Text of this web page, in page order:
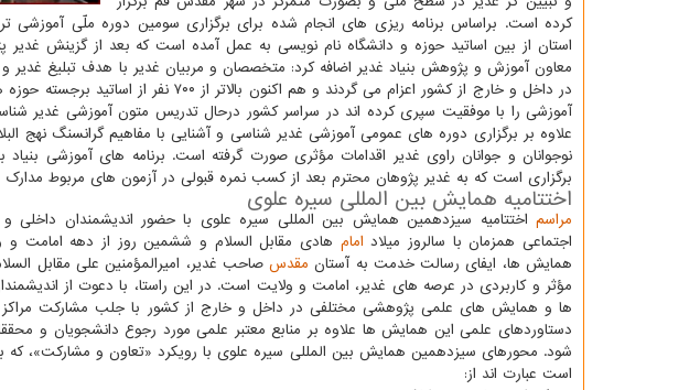
استان از بین اساتید حوزه و دانشگاه نام نویسی به عمل آمده است که بعد از گزینش
معاون آموزش و پژوهش بنیاد غدیر اضافه کرد: متخصصان و مربیان غدیر با هدف تبلیغ غدیر
در داخل و خارج از کشور اعزام می گردند و هم
آموزشی را با موفقیت سپری کرده اند در سراسر کشور درحال تدریس متون آموزشی غدیر
علاوه بر برگزاری دوره های عمومی آموزشی غدیر شناسی و آشنایی با مفاهیم گرانسنگ نهج
نوجوانان و جوانان راوی غدیر اقدامات مؤثری صورت گرفته است. برنامه های آموزشی
برگزاری است که به غدیر پژوهان محترم بعد از کسب نمره قبولی در آزمون های مربوط مدارک
اختتامیه همایش بین المللی سیره علوی
مراسم اختتامیه سیزدهمین همایش بین المللی سیره علوی با حضور اندیشمندان
اجتماعی همزمان با سالروز میلاد امام هادی مقابل السلام و ششمین روز از دهه امامت و
همایش ها، ایفای رسالت خدمت به آستان مقدسصاحب غدیر، امیرالمؤمنین علی مقابل
مؤثر و کاربردی در عرصه های غدیر، امامت و ولایت است. در این راستا، با دعوت از
ها و همایش های علمی پژوهشی مختلفی در داخل و خارج از کشور با جلب مشارکت مراکز
دستاوردهای علمی این همایش ها علاوه بر منابع معتبر علمی مورد رجوع دانشجویان و
است عبارت اند از: